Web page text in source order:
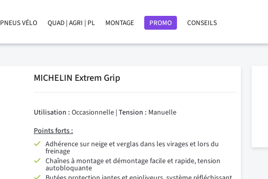
PNEUS VÉLO QUAD | AGRI | PL MONTAGE PROMO CONSEILS
MICHELIN Extrem Grip
Utilisation : Occasionnelle | Tension : Manuelle
Points forts :
Adhérence sur neige et verglas dans les virages et lors du
freinage
Chaînes à montage et démontage facile et rapide, tension
autobloquante